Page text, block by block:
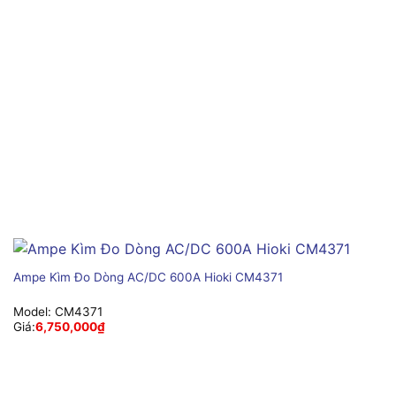
Ampe Kìm Đo Dòng AC/DC 600A Hioki CM4371
Model: CM4371
Giá:6,750,000₫